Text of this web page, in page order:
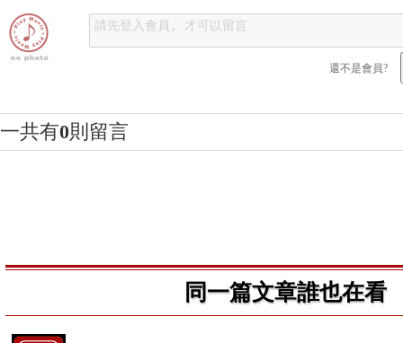
還不是會員?
一共有0則留言
同一篇文章誰也在看